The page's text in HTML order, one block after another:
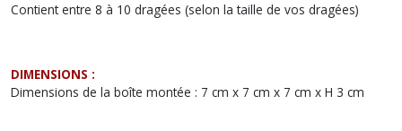
Contient entre 8 à 10 dragées (selon la taille de vos dragées)
DIMENSIONS :
Dimensions de la boîte montée : 7 cm x 7 cm x 7 cm x H 3 cm